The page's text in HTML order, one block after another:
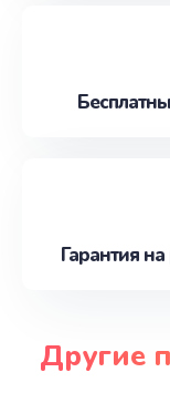
Гарантия
Другие